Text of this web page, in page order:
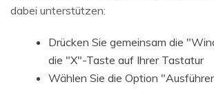
dabei unterstützen:
Drücken Sie gemeinsam die
die "X"-Taste auf Ihrer Tastatur
Wählen Sie die Option